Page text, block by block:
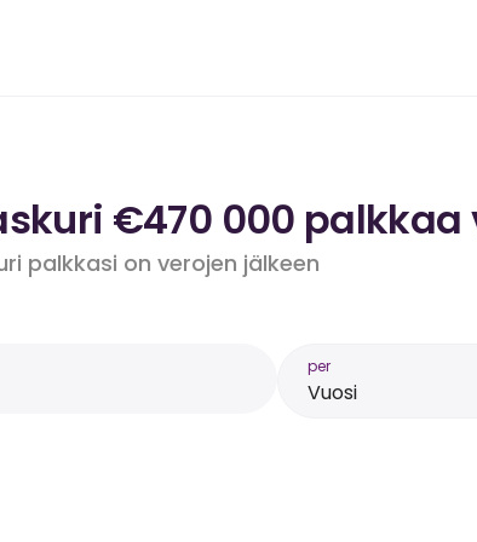
€470 000
palkkasi on verojen jälkeen
per
Vuosi